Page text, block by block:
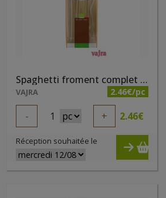
Spaghetti froment complet bio 500g Probios
VAJRA 2.46€/pc
- 1 + 2.46€
Réception souhaitée le